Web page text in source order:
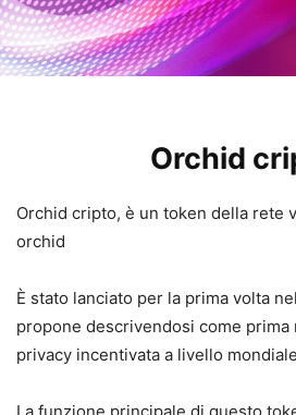
Orchid
Orchid cripto, è un token della rete
orchid
È stato lanciato per la prima volta
propone descrivendosi come
privacy incentivata a livello
La funzione principale di questo